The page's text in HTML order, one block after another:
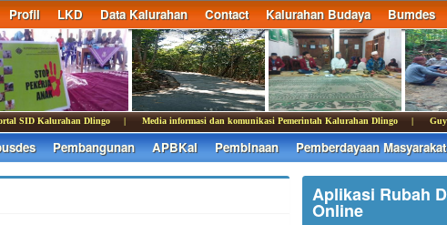
Profil LKD Data Kalurahan Contact Kalurahan Budaya Bumdes
SID Kalurahan Dlingo | Media informasi dan komunikasi Pemerintah Kalurahan Dlingo | Guyup
Pembangunan APBKal Pembinaan Pemberdayaan Masyarakat
Aplikasi Rubah
Online